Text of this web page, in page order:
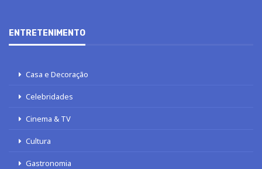
ENTRETENIMENTO
Casa e Decoração
Celebridades
Cinema & TV
Cultura
Gastronomia